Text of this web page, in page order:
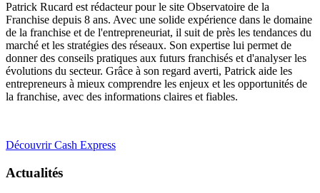
Patrick Rucard est rédacteur pour le site Observatoire de la
Franchise depuis 8 ans. Avec une solide expérience dans le domaine
de la franchise et de l'entrepreneuriat, il suit de près les tendances du
marché et les stratégies des réseaux. Son expertise lui permet de
donner des conseils pratiques aux futurs franchisés et d'analyser les
évolutions du secteur. Grâce à son regard averti, Patrick aide les
entrepreneurs à mieux comprendre les enjeux et les opportunités de
la franchise, avec des informations claires et fiables.
Découvrir Cash Express
Actualités